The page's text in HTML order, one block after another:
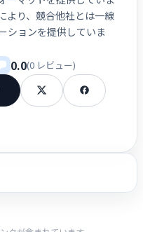
より、競合他社とは一線
ションを提供していま
0.0(0 レビュー)